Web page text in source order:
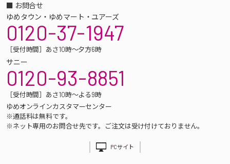
■ お問合せ
ゆめタウン・ゆめマート・ユアーズ
0120-37-1947
［受付時間］あさ10時～夕方6時
サニー
0120-93-8851
［受付時間］あさ10時～よる9時
ゆめオンラインカスタマーセンター
※通話料は無料です。
※ネット専用のお問合せ先です。ご注文は受け付けておりません。
PCサイト